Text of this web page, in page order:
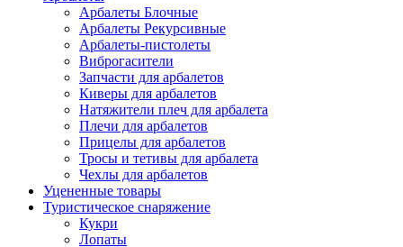
Арбалеты Блочные
Арбалеты Рекурсивные
Арбалеты-пистолеты
Виброгасители
Запчасти для арбалетов
Киверы для арбалетов
Натяжители плеч для арбалета
Плечи для арбалетов
Прицелы для арбалетов
Тросы и тетивы для арбалета
Чехлы для арбалетов
Уцененные товары
Туристическое снаряжение
Кукри
Лопаты